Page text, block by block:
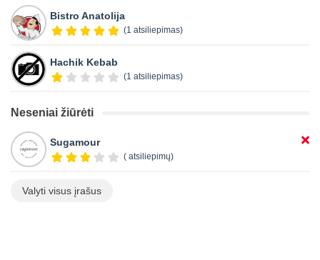
Bistro Anatolija
(1 atsiliepimas)
Hachik Kebab
(1 atsiliepimas)
Neseniai žiūrėti
Sugamour
( atsiliepimų)
Valyti visus įrašus